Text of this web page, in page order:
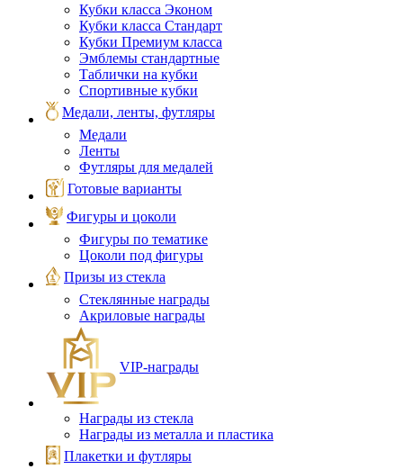
Кубки класса Эконом
Кубки класса Стандарт
Кубки Премиум класса
Эмблемы стандартные
Таблички на кубки
Спортивные кубки
Медали, ленты, футляры
Медали
Ленты
Футляры для медалей
Готовые варианты
Фигуры и цоколи
Фигуры по тематике
Цоколи под фигуры
Призы из стекла
Стеклянные награды
Акриловые награды
VIP‑награды
Награды из стекла
Награды из металла и пластика
Плакетки и футляры